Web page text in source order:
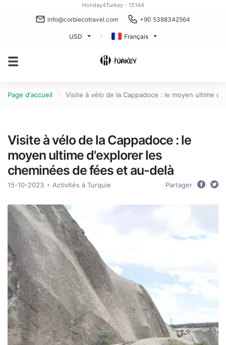
Holiday4Turkey - 15144
info@corbiecotravel.com +90 5388342564
USD Français
Page d'accueil Visite à vélo de la Cappadoce : le moyen ultime
Visite à vélo de la Cappadoce : le
moyen ultime d'explorer les
cheminées de fées et au-delà
15-10-2023 Activités à Turquie Partager